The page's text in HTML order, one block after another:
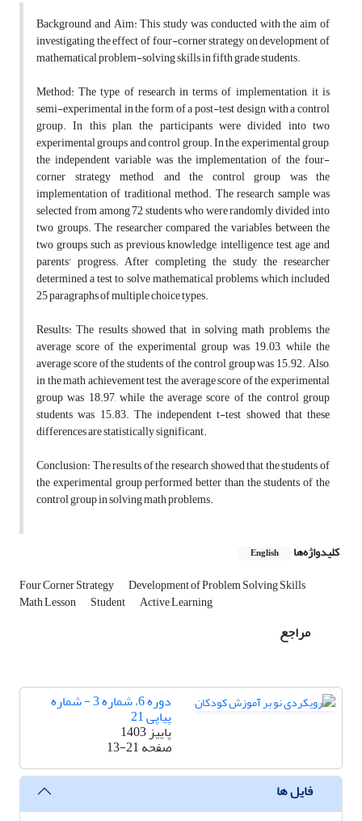
Background and Aim: This study was conducted with the aim of
investigating the effect of four-corner strategy on development of
mathematical problem-solving skills in fifth grade students.
Method: The type of research in terms of implementation, it is
semi-experimental in the form of a post-test design with a control
group. In this plan, the participants were divided into two
experimental groups and control group. In the experimental group,
the independent variable was the implementation of the four-
corner strategy method, and the control group was the
implementation of traditional method. The research sample was
selected from among 72 students who were randomly divided into
two groups. The researcher compared the variables between the
two groups, such as previous knowledge, intelligence test, age and
parents' progress. After completing the study, the researcher
determined a test to solve mathematical problems, which included
25 paragraphs of multiple choice types.
Results: The results showed that in solving math problems, the
average score of the experimental group was 19.03, while the
average score of the students of the control group was 15.92. Also,
in the math achievement test, the average score of the experimental
group was 18.97, while the average score of the control group
students was 15.83. The independent t-test showed that these
differences are statistically significant.
Conclusion: The results of the research showed that the students of
the experimental group performed better than the students of the
control group in solving math problems.
کلیدواژه‌ها English
Four Corner Strategy Development of Problem Solving Skills
Math Lesson Student Active Learning
مراجع
دوره 6، شماره 3 - شماره
پیاپی 21
پاییز 1403
صفحه13-21
فایل ها